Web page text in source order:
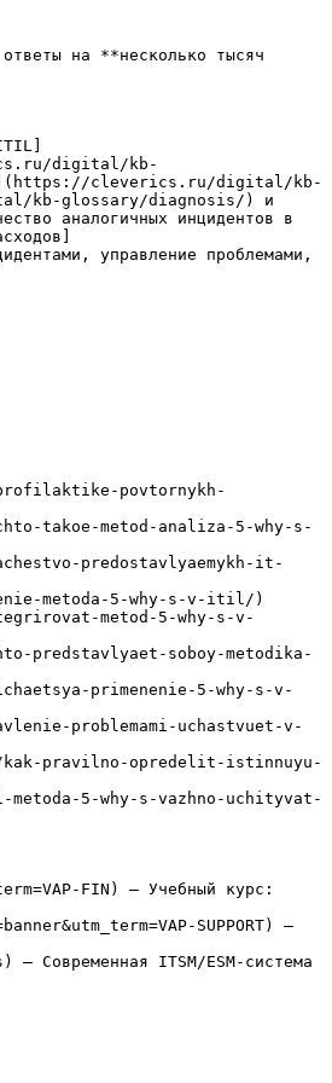
на **несколько тысяч
digital/kb-
cleverics.ru/digital/kb-
kb-glossary/diagnosis/) и
аналогичных инцидентов в
управление проблемами,
profilaktike-povtornykh-
takoe-metod-analiza-5-why-s-
predostavlyaemykh-it-
metoda-5-why-s-v-itil/)
metod-5-why-s-v-
predstavlyaet-soboy-metodika-
primenenie-5-why-s-v-
problemami-uchastvuet-v-
kak-pravilno-opredelit-istinnuyu-
5-why-s-vazhno-uchityvat-
FIN) — Учебный курс:
SUPPORT) —
ITSM/ESM-система